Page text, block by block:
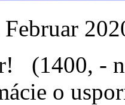
(1400, -
o